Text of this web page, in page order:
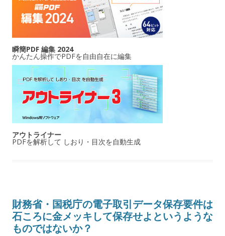
瞬簡PDF 編集 2024
かんたん操作でPDFを自由自在に編集
アウトライナー
PDFを解析して しおり・目次を自動生成
財務省・国税庁の電子取引データ保存要件は
石ころに金メッキして保存せよというような
ものではないか？